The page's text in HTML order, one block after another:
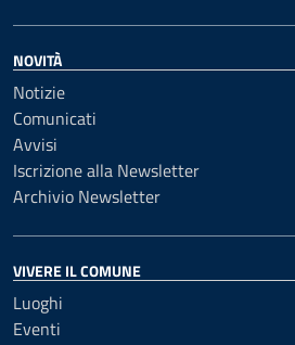
NOVITÀ
Notizie
Comunicati
Avvisi
Iscrizione alla Newsletter
Archivio Newsletter
VIVERE IL COMUNE
Luoghi
Eventi